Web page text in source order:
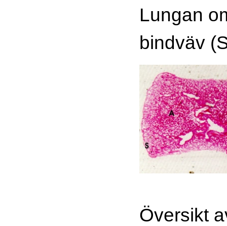
Lungan
bindväv
Översikt